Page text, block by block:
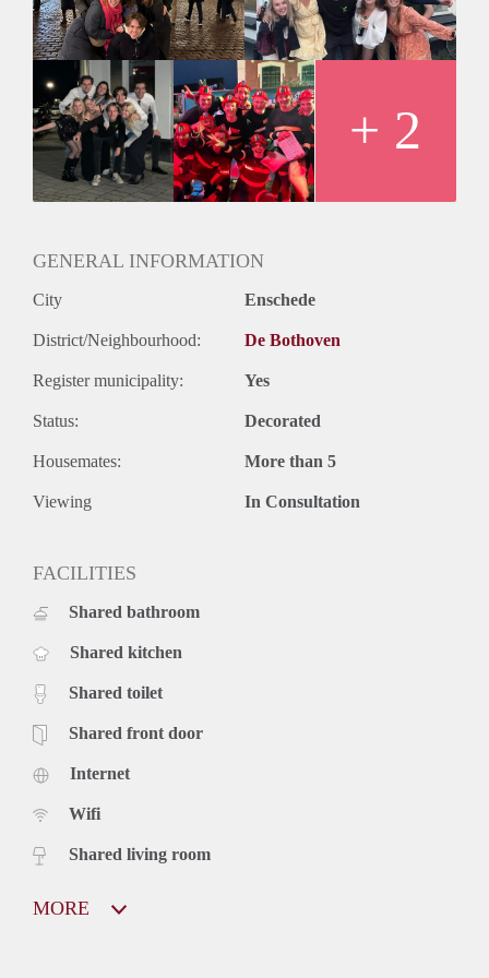
Naast de vele feestjes moet er ook gestudeerd worden, hier
zal dan ook altijd de ruimte voor zijn.
Lijkt dit je wat? Stuur ons dan vooral een berichtje!
Dutch speaking only
+ 2
GENERAL INFORMATION
City Enschede
District/Neighbourhood: De Bothoven
Register municipality: Yes
Status: Decorated
Housemates: More than 5
Viewing In Consultation
FACILITIES
Shared bathroom
Shared kitchen
Shared toilet
Shared front door
Internet
Wifi
Shared living room
MORE